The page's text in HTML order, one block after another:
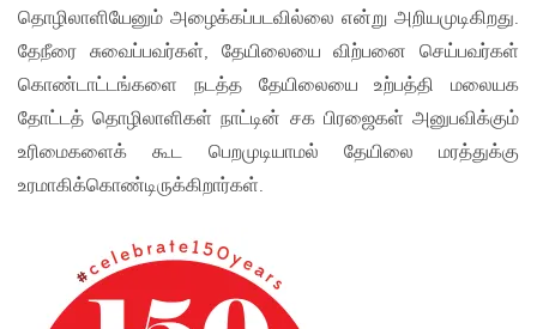
தொழிலாளியேனும் அழைக்கப்படவில்லை என்று அறியமுடிகிறது.
தேநீரை சுவைப்பவர்கள், தேயிலையை விற்பனை செய்பவர்கள்
கொண்டாட்டங்களை நடத்த தேயிலையை உற்பத்தி மலையக
தோட்டத் தொழிலாளிகள் நாட்டின் சக பிரஜைகள் அனுபவிக்கும்
உரிமைகளைக் கூட பெறமுடியாமல் தேயிலை மரத்துக்கு
உரமாகிக்கொண்டிருக்கிறார்கள்.